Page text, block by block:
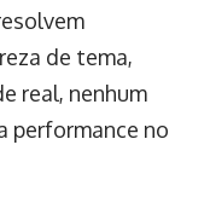
de tema,
real, nenhum
performance no